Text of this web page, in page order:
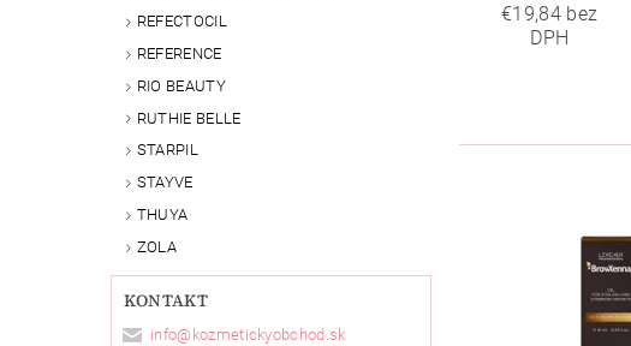
REFECTOCIL
REFERENCE
RIO BEAUTY
RUTHIE BELLE
STARPIL
STAYVE
THUYA
ZOLA
KONTAKT
info@ kozmetickyobchod.sk
€19,84 bez
DPH